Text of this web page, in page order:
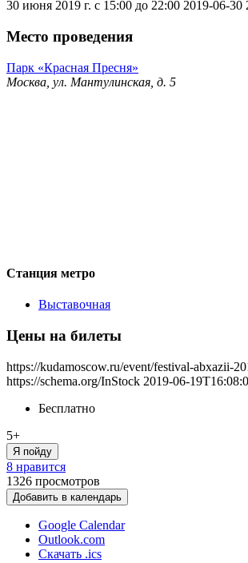
30 июня 2019 г. с 15:00 до 22:00 2019-06-30
Место проведения
Парк «Красная Пресня»
Москва, ул. Мантулинская, д. 5
Станция метро
Выставочная
Цены на билеты
https://kudamoscow.ru/event/festival-abxazii-
https://schema.org/InStock 2019-06-
Бесплатно
5+
Я пойду
8 нравится
1326 просмотров
Добавить в календарь
Google Calendar
Outlook.com
Скачать .ics